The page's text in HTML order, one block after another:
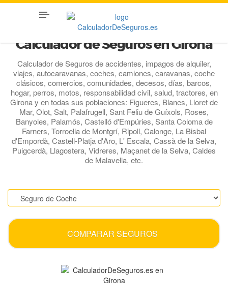
Calculador de Seguros en Girona
Calculador de Seguros de accidentes, impagos de alquiler,
viajes, autocaravanas, coches, camiones, caravanas, coche
clásicos, comercios, comunidades, decesos, días, barcos,
hogar, perros, motos, responsabilidad civil, salud, tractores, en
Girona y en todas sus poblaciones: Figueres, Blanes, Lloret de
Mar, Olot, Salt, Palafrugell, Sant Feliu de Guíxols, Roses,
Banyoles, Palamós, Castelló d'Empúries, Santa Coloma de
Farners, Torroella de Montgrí, Ripoll, Calonge, La Bisbal
d'Empordà, Castell-Platja d'Aro, L' Escala, Cassà de la Selva,
Puigcerdà, Llagostera, Vidreres, Maçanet de la Selva, Caldes
de Malavella, etc.
COMPARAR SEGUROS